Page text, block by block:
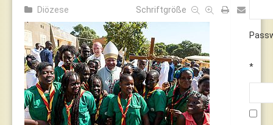
*
Diözese Schriftgröße